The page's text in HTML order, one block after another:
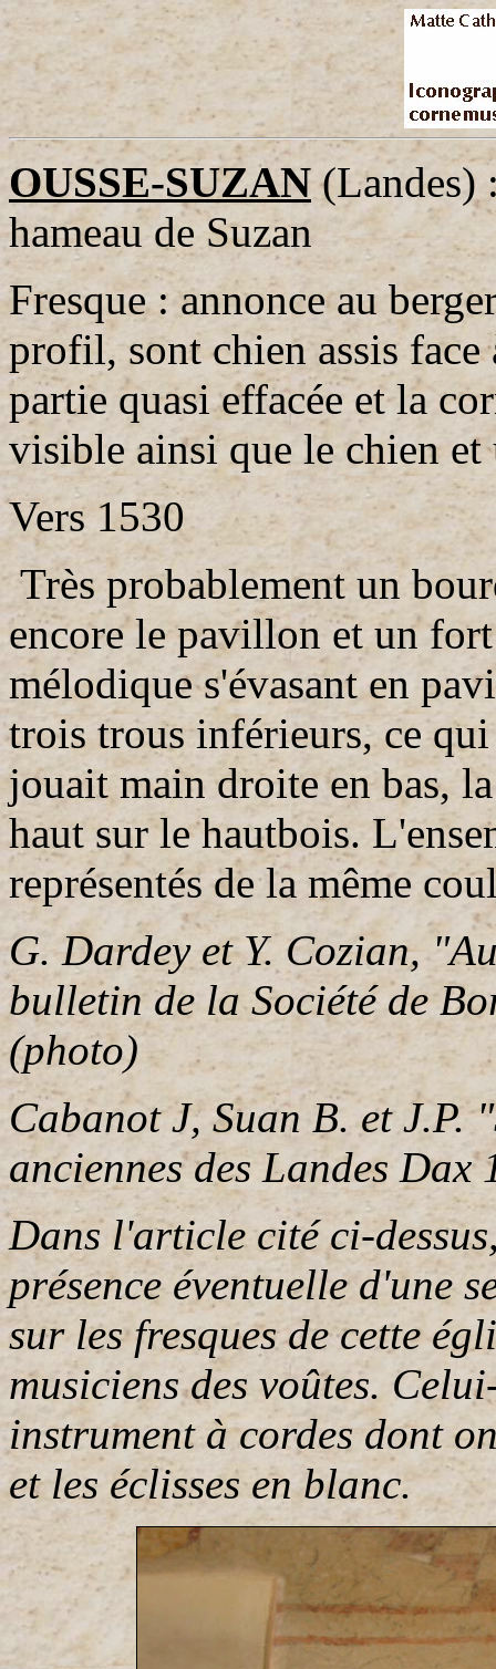
OUSSE-SUZAN(Landes)
hameau de Suzan
Fresque : annonce au
profil, sont chien assis
partie quasi effacée et la
visible ainsi que le chien
Vers 1530
Très probablement un
encore le pavillon et un
mélodique s'évasant en
trois trous inférieurs, ce
jouait main droite en bas,
haut sur le hautbois.
représentés de la même
G. Dardey et Y. Cozian,
bulletin de la Société de
(photo)
Cabanot J, Suan B. et J.P.
anciennes des Landes Dax
Dans l'article cité ci-
présence éventuelle d'une
sur les fresques de cette
musiciens des voûtes.
instrument à cordes dont
et les éclisses en blanc.